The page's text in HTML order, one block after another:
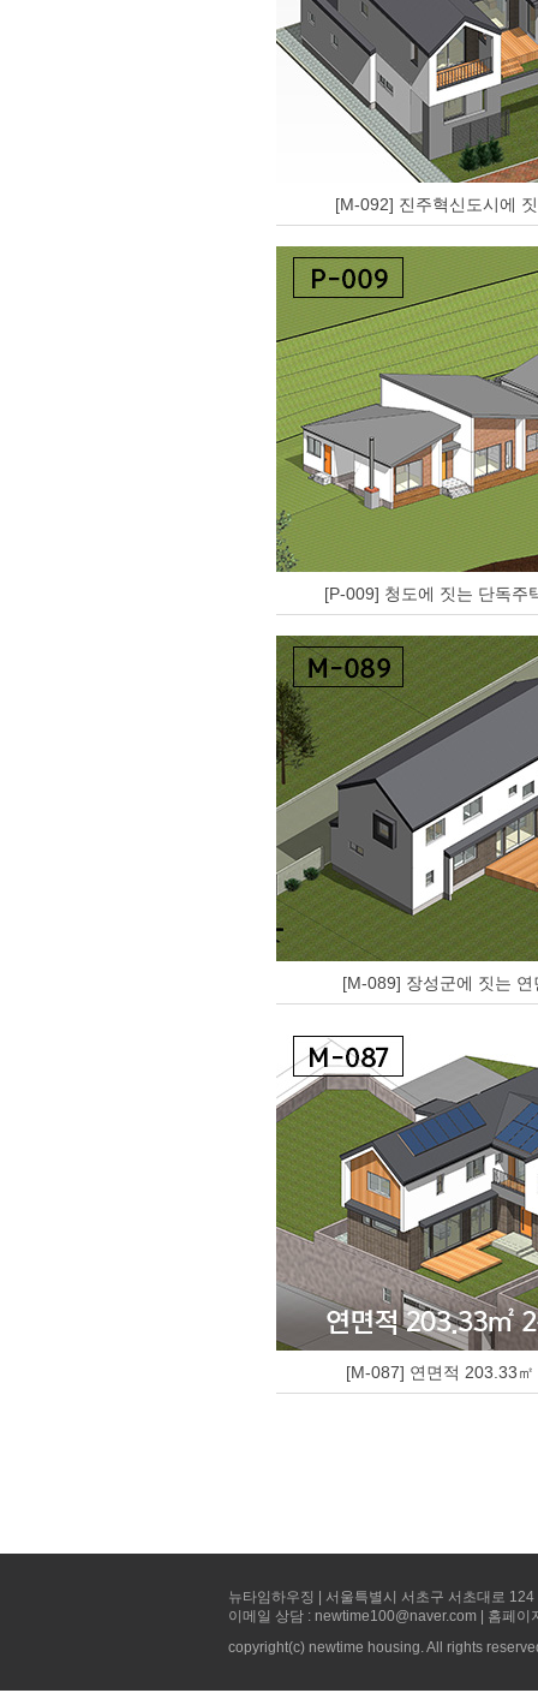
[M-092] 진주혁신도시에
[P-009] 청도에 짓는 단독주
[M-089] 장성군에 짓는
[M-087] 연면적 203.33
뉴타임하우징 | 서울특별시 서초구 서초대로
이메일 상담 : newtime100@naver.com | 홈페
copyright(c) newtime housing. All rights